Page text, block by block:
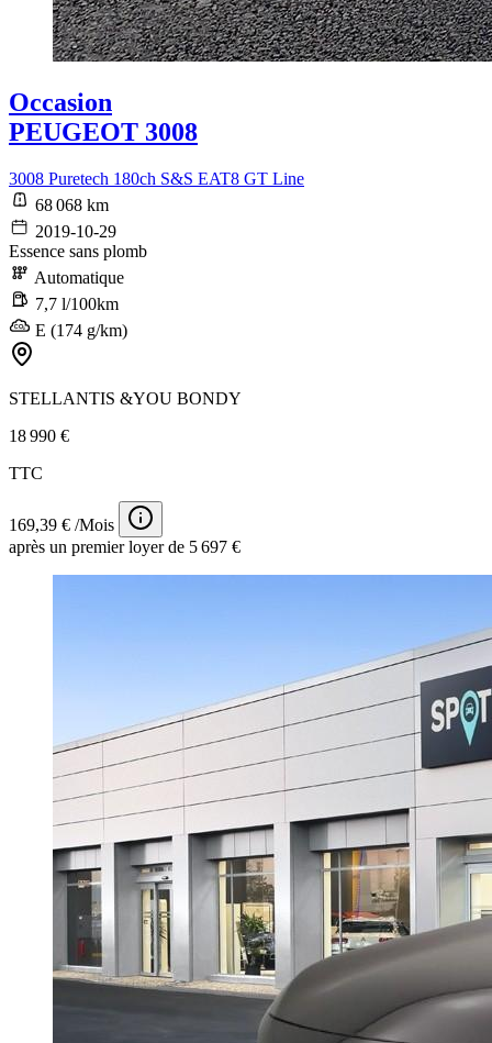
Occasion
PEUGEOT 3008
3008 Puretech 180ch S&S EAT8 GT Line
68 068 km
2019-10-29
Essence sans plomb
Automatique
7,7 l/100km
E (174 g/km)
STELLANTIS &YOU BONDY
18 990 €
TTC
169,39 € /Mois
après un premier loyer de 5 697 €